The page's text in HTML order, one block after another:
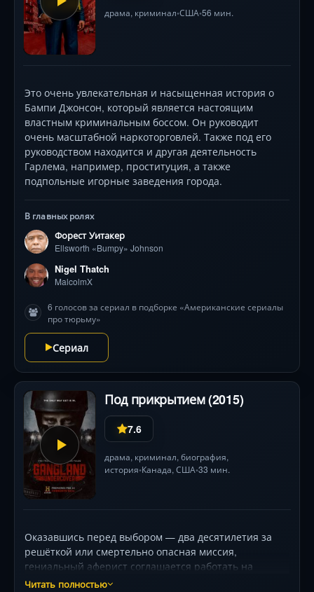
драма, криминал•США•56 мин.
Это очень увлекательная и насыщенная история о
Бампи Джонсон, который является настоящим
властным криминальным боссом. Он руководит
очень масштабной наркоторговлей. Также под его
руководством находится и другая деятельность
Гарлема, например, проституция, а также
подпольные игорные заведения города.
В главных ролях
Форест Уитакер
Ellsworth «Bumpy» Johnson
Nigel Thatch
MalcolmX
6 голосов за сериал в подборке «Американские сериалы
про тюрьму»
Сериал
Под прикрытием (2015)
7.6
драма, криминал, биография,
история•Канада, США•33 мин.
Оказавшись перед выбором — два десятилетия за
решёткой или смертельно опасная миссия,
гениальный аферист соглашается работать на
федералов. Ему предстоит вжиться в роль байкера,
Читать полностью